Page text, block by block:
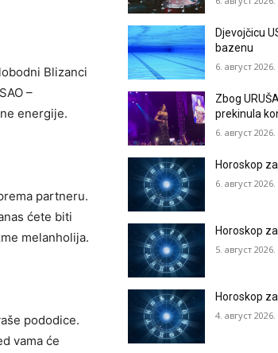
Blizanci
–
energije.
partneru.
ćete biti
melanholija.
pododice.
vama će
Djevojčicu
bazenu
6. август 2026.
Zbog
prekinula
6. август 2026.
Horoskop
6. август 2026.
Horoskop
5. август 2026.
Horoskop
4. август 2026.